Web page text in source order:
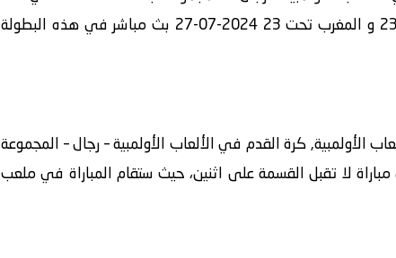
، سنستعرض كيفية مشاهدة مباراة أوكرانيا تحت 23 و المغرب تحت 23 2024-07-27 بث مباشر في هذه البطولة
الأولمبية, كرة القدم في الألعاب الأولمبية – رجال – المجموعة
هذه المواجهة بين فريق أوكرانيا تحت 23 و المغرب تحت 23 في مباراة لا تقبل القسمة على اثنين، حيث ستقام المباراة في ملعب